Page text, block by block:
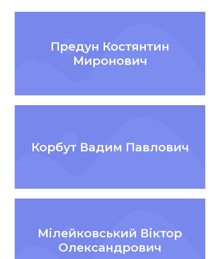
Предун Костянтин
Миронович
Корбут Вадим Павлович
Мілейковський Віктор
Олександрович